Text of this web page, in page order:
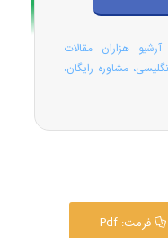
هزاران مقالات
مشاوره رایگان،
فرمت: Pdf